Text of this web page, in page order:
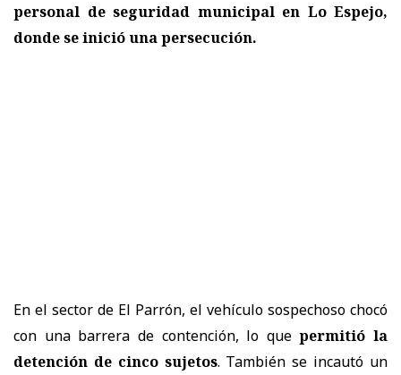
personal de seguridad municipal en Lo Espejo,
donde se inició una persecución.
En el sector de El Parrón, el vehículo sospechoso chocó
con una barrera de contención, lo quepermitió la
detención de cinco sujetos. También se incautó un